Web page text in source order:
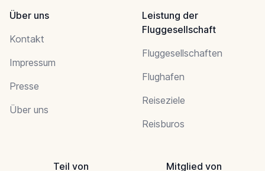
Über uns
Kontakt
Impressum
Presse
Über uns
Leistung der
Fluggesellschaft
Fluggesellschaften
Flughafen
Reiseziele
Reisburos
Teil von Mitglied von